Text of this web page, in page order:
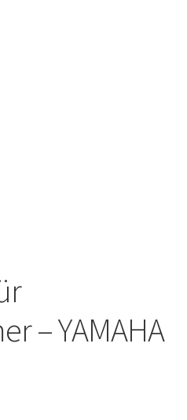
– YAMAHA